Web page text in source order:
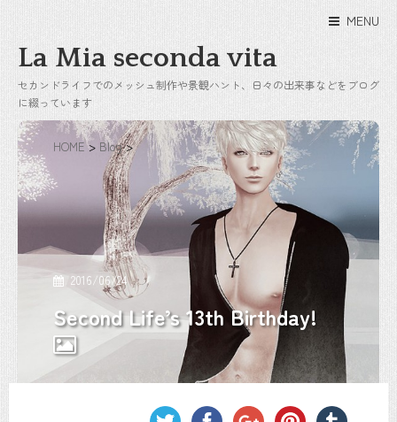
MENU
La Mia seconda vita
セカンドライフでのメッシュ制作や景観ハント、日々の出来事などをブログ
に綴っています
HOME > Blog >
2016/06/24
Second Life’s 13th Birthday!